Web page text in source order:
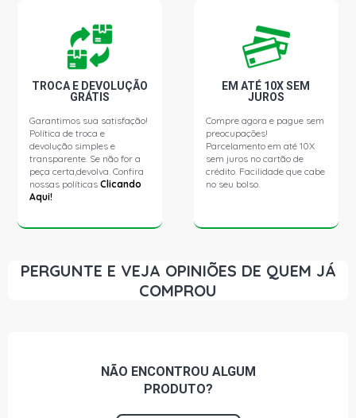
TROCA E DEVOLUÇÃO
GRÁTIS
Garantimos sua satisfação!
Política de troca e
devolução simples e
transparente. Se não for a
peça certa,devolva. Confira
nossas políticasClicando
Aqui!
EM ATÉ 10X SEM
JUROS
Compre agora e pague sem
preocupações!
Parcelamento em até 10X
sem juros no cartão de
crédito. Facilidade que cabe
no seu bolso.
PERGUNTE E VEJA OPINIÕES DE QUEM JÁ
COMPROU
NÃO ENCONTROU ALGUM
PRODUTO?